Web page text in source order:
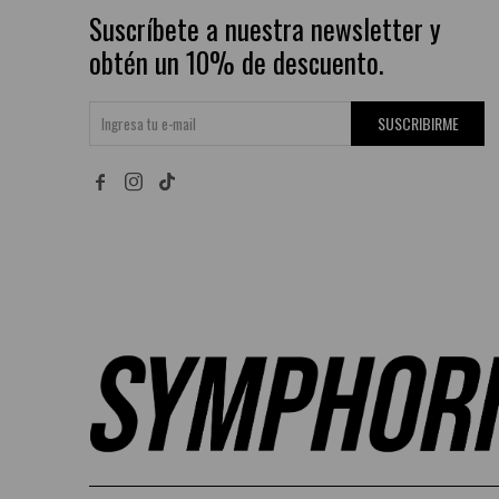
Suscríbete a nuestra newsletter y
obtén un 10% de descuento.
SUSCRIBIRME
 